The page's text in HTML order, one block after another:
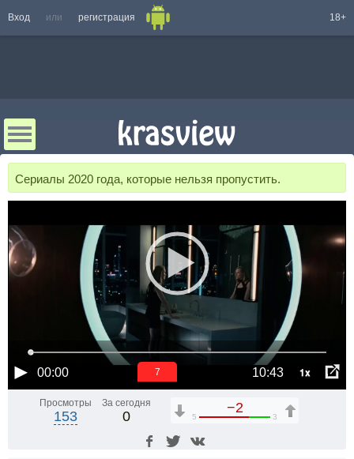
Вход или регистрация 18+
Сериалы 2020 года, которые нельзя пропустить.
00:00 10:43 1x
6
Просмотры
153
За сегодня
0
−2
5 3